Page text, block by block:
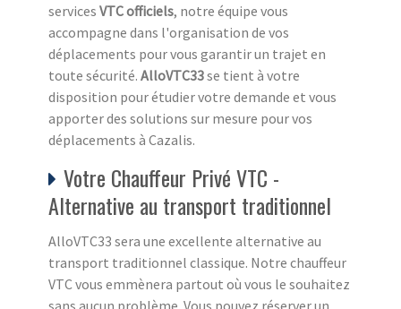
services VTC officiels, notre équipe vous
accompagne dans l'organisation de vos
déplacements pour vous garantir un trajet en
toute sécurité. AlloVTC33se tient à votre
disposition pour étudier votre demande et vous
apporter des solutions sur mesure pour vos
déplacements à Cazalis.
Votre Chauffeur Privé VTC -
Alternative au transport traditionnel
AlloVTC33 sera une excellente alternative au
transport traditionnel classique. Notre chauffeur
VTC vous emmènera partout où vous le souhaitez
sans aucun problème. Vous pouvez réserver un